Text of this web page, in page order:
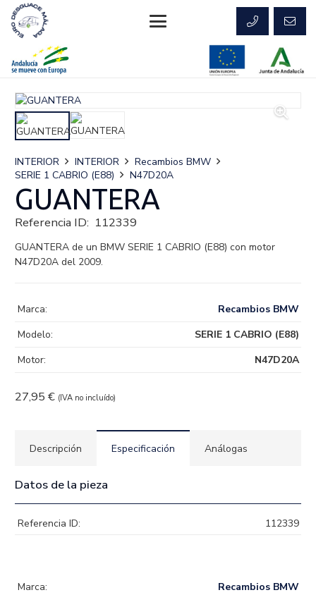
INTERIOR INTERIOR
Recambios BMW
SERIE 1 CABRIO (E88)
N47D20A
GUANTERA
Referencia ID: 112339
GUANTERA de un BMW SERIE 1 CABRIO (E88) con motor
N47D20A del 2009.
27,95 € (IVA no incluído)
Marca:
Recambios BMW
Modelo:
SERIE 1 CABRIO (E88)
Motor:
N47D20A
Descripción Especificación Análogas
Datos de la pieza
Referencia ID: 112339
Marca:
Recambios BMW